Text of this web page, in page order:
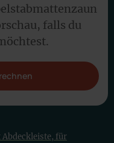
falls du
für